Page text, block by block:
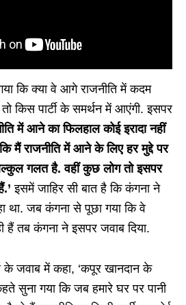
कि क्या वे आगे राजनीति में कदम
किस पार्टी के समर्थन में आएंगी. इसपर
में आने का फिलहाल कोई इरादा नहीं
मैं राजनीति में आने के लिए हर मुद्दे पर
गलत है. वहीं कुछ लोग तो इसपर
इसमें जाहिर सी बात है कि कंगना ने
था. जब कंगना से पूछा गया कि वे
हैं तब कंगना ने इसपर जवाब दिया.
जवाब में कहा, ‘कपूर खानदान के
सुना गया कि जब हमारे घर पर पानी